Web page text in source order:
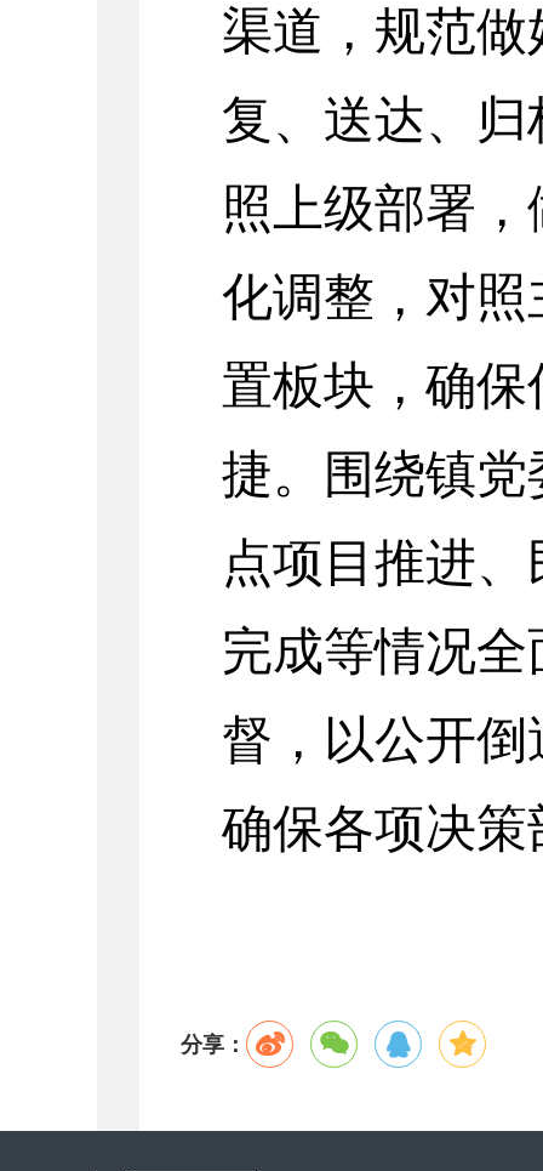
渠道，规范
复、送达、
照上级部署
化调整，对
置板块，确
捷。
围绕镇
点项目推进
完成等情况
督，以公开
确保各项决
分享：